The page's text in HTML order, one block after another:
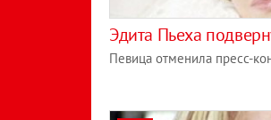
Эдита Пьеха
Певица отменила пресс-